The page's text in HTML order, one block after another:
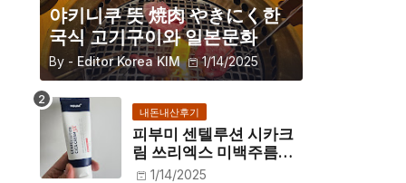
야키니쿠 뜻 焼肉 やきにく한
국식 고기구이와 일본문화
By - Editor Korea KIM 1/14/2025
내돈내산후기
피부미 센텔루션 시카크
림 쓰리엑스 미백주름개
선 내돈내산 후기
1/14/2025